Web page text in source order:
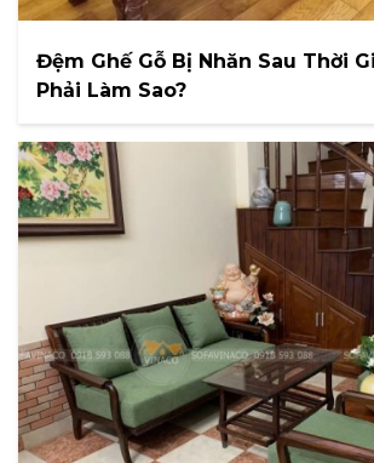
Đệm Ghế Gỗ Bị Nhăn Sau Thời
Phải Làm Sao?